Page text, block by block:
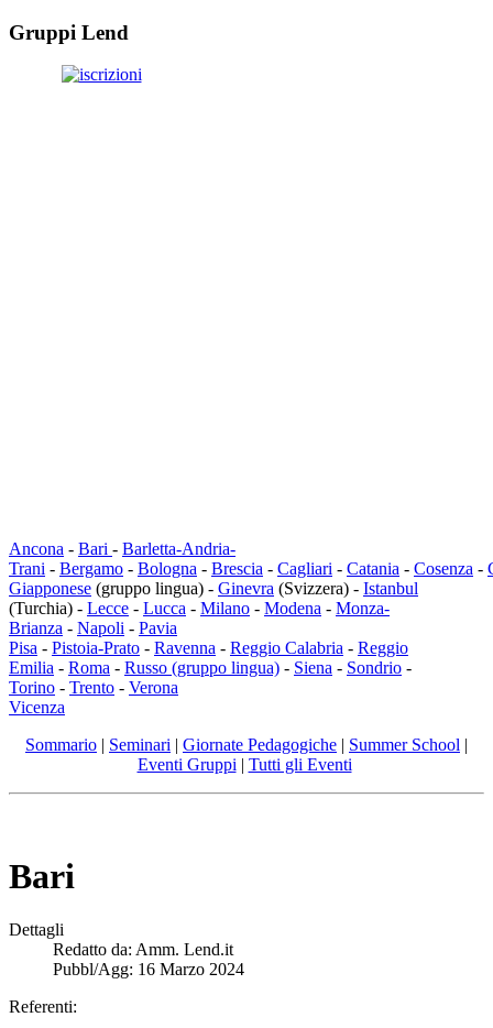
Gruppi Lend
Ancona - Bari - Barletta-Andria-
Trani - Bergamo - Bologna - Brescia - Cagliari - Catania - Cosenza -
Giapponese (gruppo lingua) - Ginevra (Svizzera) - Istanbul
(Turchia) - Lecce - Lucca - Milano - Modena - Monza-
Brianza - Napoli - Pavia
Pisa - Pistoia-Prato - Ravenna - Reggio Calabria - Reggio
Emilia - Roma - Russo (gruppo lingua) - Siena - Sondrio -
Torino - Trento - Verona
Vicenza
Sommario | Seminari | Giornate Pedagogiche | Summer School |
Eventi Gruppi| Tutti gli Eventi
Bari
Dettagli
Redatto da: Amm. Lend.it
Pubbl/Agg: 16 Marzo 2024
Referenti: